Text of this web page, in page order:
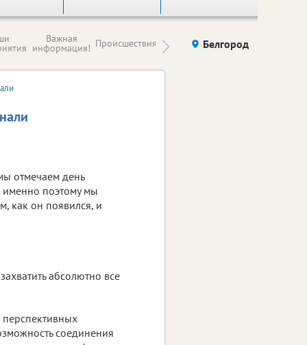
Важная
информация! Происшествия Здоровье компаний (на
правах
Белгород
отмечаем день
поэтому мы
как он появился, и
абсолютно все
перспективных
соединения